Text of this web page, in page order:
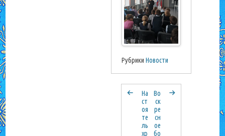
Рубрики Новости
На
ст
оя
те
ль
хр
Во
ск
ре
сн
ое
бо